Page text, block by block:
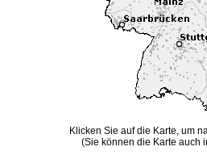
Klicken Sie auf die Karte, um
(Sie können die Karte auch